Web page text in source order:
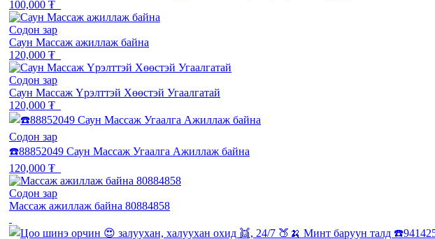
100,000 ₮
Содон зар
Саун Массаж ажиллаж байна
120,000 ₮
Содон зар
Саун Массаж Үрэлттэй Хөөстэй Угаалгатай
120,000 ₮
Содон зар
☎️88852049 Саун Массаж Угаалга Ажиллаж байна
120,000 ₮
Содон зар
Массаж ажиллаж байна 80884858